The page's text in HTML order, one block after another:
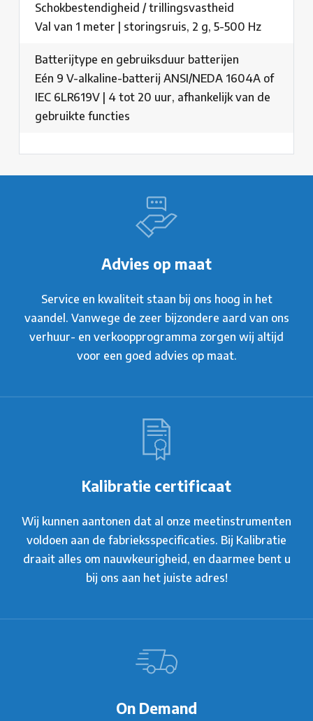
Schokbestendigheid / trillingsvastheid
Val van 1 meter | storingsruis, 2 g, 5-500 Hz
Batterijtype en gebruiksduur batterijen
Eén 9 V-alkaline-batterij ANSI/NEDA 1604A of
IEC 6LR619V | 4 tot 20 uur, afhankelijk van de
gebruikte functies
Advies op maat
Service en kwaliteit staan bij ons hoog in het
vaandel. Vanwege de zeer bijzondere aard van ons
verhuur- en verkoopprogramma zorgen wij altijd
voor een goed advies op maat.
Kalibratie certificaat
Wij kunnen aantonen dat al onze meetinstrumenten
voldoen aan de fabrieksspecificaties. Bij Kalibratie
draait alles om nauwkeurigheid, en daarmee bent u
bij ons aan het juiste adres!
On Demand